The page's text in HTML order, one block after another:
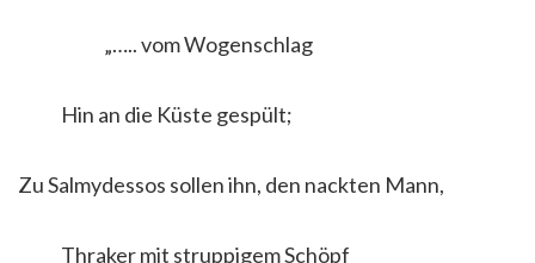
„….. vom Wogenschlag
Hin an die Küste gespült;
Zu Salmydessos sollen ihn, den nackten Mann,
Thraker mit struppigem Schöpf